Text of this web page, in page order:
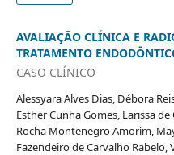
AVALIAÇÃO CLÍNICA E
TRATAMENTO
CASO CLÍNICO
Alessyara Alves Dias, Débora
Esther Cunha Gomes, Larissa
Rocha Montenegro Amorim,
Fazendeiro de Carvalho Rabelo,